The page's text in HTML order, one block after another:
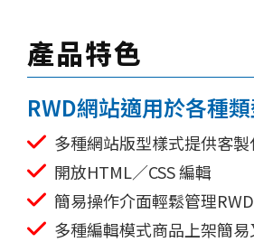
產品特色
RWD網站適用於各種
多種網站版型樣式提供客
開放HTML／CSS 編輯
簡易操作介面輕鬆管理
多種編輯模式商品上架簡易